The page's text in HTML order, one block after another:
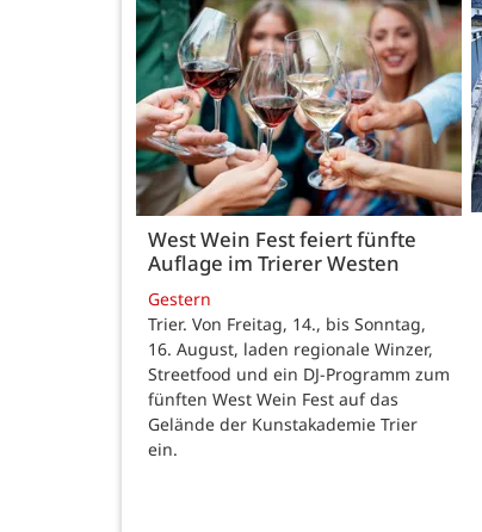
West Wein Fest feiert fünfte
Auflage im Trierer Westen
Gestern
Trier. Von Freitag, 14., bis Sonntag,
16. August, laden regionale Winzer,
Streetfood und ein DJ-Programm zum
fünften West Wein Fest auf das
Gelände der Kunstakademie Trier
ein.